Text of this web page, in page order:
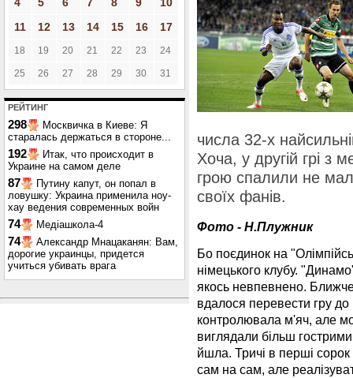
11
12 13 14 15 16 17
18 19 20 21 22 23 24
25 26 27 28 29 30 31
РЕЙТИНГ
298
Москвичка в Киеве: Я
старалась держаться в стороне...
192
Итак, что происходит в
Украине на самом деле
87
Путину капут, он попал в
ловушку: Украина применила ноу-
хау ведения современных войн
74 Медіашкола-4
74
Александр Мнацаканян: Вам,
дорогие украинцы, придется
учиться убивать врага
числа 32-х
Хоча, у другій грі з
грою спалили не
своїх фанів.
Фото - Н.Плужник
Бо поєдинок на
німецького клубу.
якось невпевнено.
вдалося перевести гру до
контролювала м'яч, але
виглядали більш
йшла. Тричі в перші
сам на сам, але